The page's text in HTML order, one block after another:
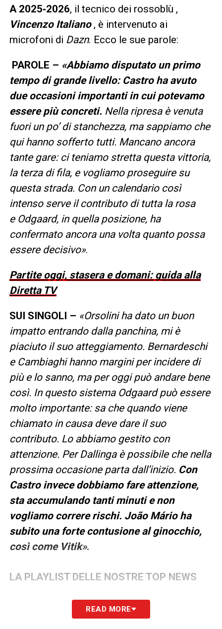
A 2025‑2026, il tecnico dei rossoblù ,
Vincenzo Italiano , è intervenuto ai
microfoni di Dazn. Ecco le sue parole:
PAROLE – «Abbiamo disputato un primo
tempo di grande livello: Castro ha avuto
due occasioni importanti in cui potevamo
essere più concreti. Nella ripresa è venuta
fuori un po’ di stanchezza, ma sappiamo che
qui hanno sofferto tutti. Mancano ancora
tante gare: ci teniamo stretta questa vittoria,
la terza di fila, e vogliamo proseguire su
questa strada. Con un calendario così
intenso serve il contributo di tutta la rosa
e Odgaard, in quella posizione, ha
confermato ancora una volta quanto possa
essere decisivo».
Partite oggi, stasera e domani: guida alla
Diretta TV
SUI SINGOLI – «Orsolini ha dato un buon
impatto entrando dalla panchina, mi è
piaciuto il suo atteggiamento. Bernardeschi
e Cambiaghi hanno margini per incidere di
più e lo sanno, ma per oggi può andare bene
così. In questo sistema Odgaard può essere
molto importante: sa che quando viene
chiamato in causa deve dare il suo
contributo. Lo abbiamo gestito con
attenzione. Per Dallinga è possibile che nella
prossima occasione parta dall’inizio. Con
Castro invece dobbiamo fare attenzione,
sta accumulando tanti minuti e non
vogliamo correre rischi. João Mário ha
subito una forte contusione al ginocchio,
così come Vitik».
LA PLAYLIST DELLE NOSTRE TOP NEWS
READ MORE